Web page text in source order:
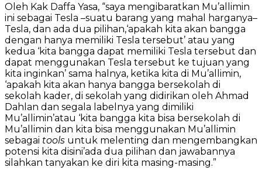
Oleh Kak Daffa Yasa, “saya mengibaratkan Mu’allimin
ini sebagai Tesla –suatu barang yang mahal harganya–
Tesla, dan ada dua pilihan,‘apakah kita akan bangga
dengan hanya memiliki Tesla tersebut’ atau yang
kedua ‘kita bangga dapat memiliki Tesla tersebut dan
dapat menggunakan Tesla tersebut ke tujuan yang
kita inginkan’ sama halnya, ketika kita di Mu’allimin,
‘apakah kita akan hanya bangga bersekolah di
sekolah kader, di sekolah yang didirikan oleh Ahmad
Dahlan dan segala labelnya yang dimiliki
Mu’allimin’atau ‘kita bangga kita bisa bersekolah di
Mu’allimin dan kita bisa menggunakan Mu’allimin
sebagai tools untuk melenting dan mengembangkan
potensi kita disini’ada dua pilihan dan jawabannya
silahkan tanyakan ke diri kita masing-masing.”